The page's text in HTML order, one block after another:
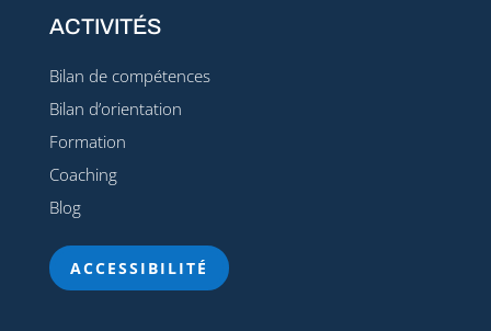
ACTIVITÉS
Bilan de compétences
Bilan d’orientation
Formation
Coaching
Blog
ACCESSIBILITÉ